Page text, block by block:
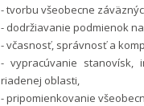
- tvorbu všeobecne
- dodržiavanie podmienok
- včasnosť, správnosť a
- vypracúvanie stanovísk,
riadenej oblasti,
- pripomienkovanie